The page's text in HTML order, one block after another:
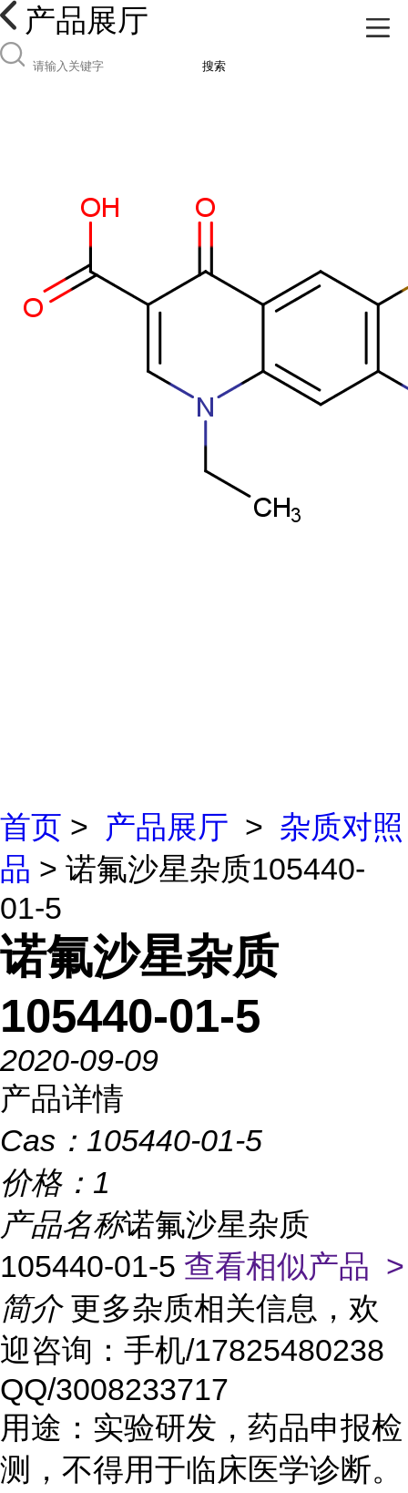
产品展厅
搜索
首页 > 产品展厅 > 杂质对照
品 > 诺氟沙星杂质105440-
01-5
诺氟沙星杂质
105440-01-5
2020-09-09
产品详情
Cas： 105440-01-5
价格： 1
产品名称诺氟沙星杂质
105440-01-5 查看相似产品 >
简介 更多杂质相关信息，欢
迎咨询：手机/17825480238
QQ/3008233717
用途：实验研发，药品申报检
测，不得用于临床医学诊断。